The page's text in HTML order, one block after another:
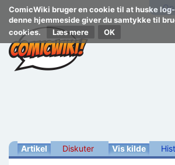
ComicWiki bruger en cookie til at huske
denne hjemmeside giver du samtykke til
cookies.
Læs mere
Artikel Diskuter Vis kilde